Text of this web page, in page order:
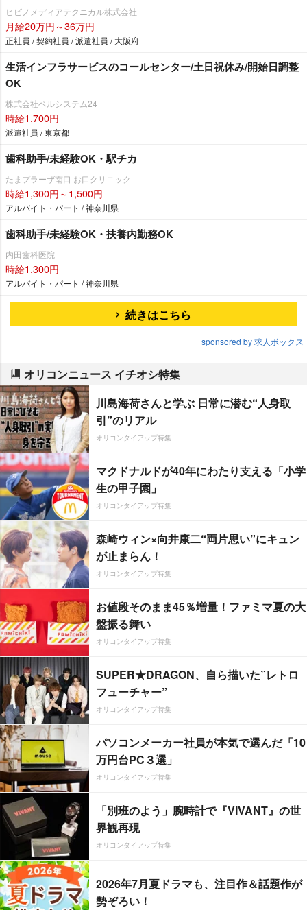
ヒビノメディアテクニカル株式会社
月給20万円～36万円
正社員 / 契約社員 / 派遣社員 / 大阪府
生活インフラサービスのコールセンター/土日祝休み/開始日調整
OK
株式会社ベルシステム24
時給1,700円
派遣社員 / 東京都
歯科助手/未経験OK・駅チカ
たまプラーザ南口 お口クリニック
時給1,300円～1,500円
アルバイト・パート / 神奈川県
歯科助手/未経験OK・扶養内勤務OK
内田歯科医院
時給1,300円
アルバイト・パート / 神奈川県
続きはこちら
sponsored by 求人ボックス
オリコンニュース イチオシ特集
川島海荷さんと学ぶ 日常に潜む“人身取
引”のリアル
オリコンタイアップ特集
マクドナルドが40年にわたり支える「小学
生の甲子園」
オリコンタイアップ特集
森崎ウィン×向井康二“両片思い”にキュン
が止まらん！
オリコンタイアップ特集
お値段そのまま45％増量！ファミマ夏の大
盤振る舞い
オリコンタイアップ特集
SUPER★DRAGON、自ら描いた”レトロ
フューチャー”
オリコンタイアップ特集
パソコンメーカー社員が本気で選んだ「10
万円台PC３選」
オリコンタイアップ特集
「別班のよう」腕時計で『VIVANT』の世
界観再現
オリコンタイアップ特集
2026年7月夏ドラマも、注目作＆話題作が
勢ぞろい！